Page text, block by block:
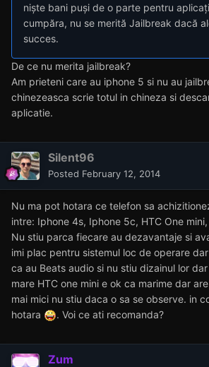
niște bani puși de o parte pentru
cumpăra, nu se merită Jailbreak dacă
succes.
De ce nu merita jailbreak?
Am prieteni care au iphone 5 si nu au
chinezeasca scrie totul in chineza si
aplicatie.
Silent96
Posted February 12, 2014
Nu ma pot hotara ce telefon sa
intre: Iphone 4s, Iphone 5c, HTC One
Nu stiu parca fiecare au dezavantaje si
imi plac pentru sistemul loc de operare
ca au Beats audio si nu stiu dizainul lor
mare HTC one mini e ok ca marime dar
mai mici nu stiu daca o sa se observe. in
hotara
. Voi ce ati recomanda?
Zum